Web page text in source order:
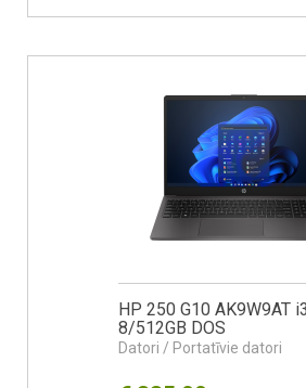
HP 250 G10 AK9W9AT
8/512GB DOS
Datori / Portatīvie datori